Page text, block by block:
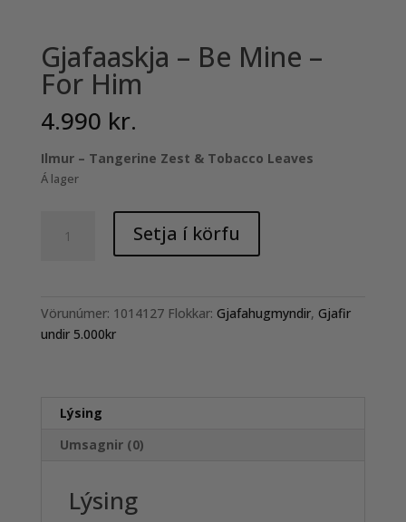
Gjafaaskja – Be Mine –
For Him
4.990 kr.
Ilmur – Tangerine Zest & Tobacco Leaves
Á lager
Setja í körfu
Vörunúmer: 1014127 Flokkar: Gjafahugmyndir, Gjafir
undir 5.000kr
Lýsing
Umsagnir (0)
Lýsing